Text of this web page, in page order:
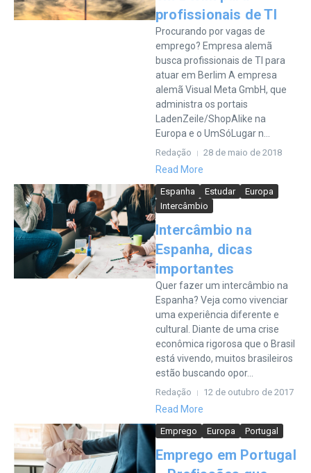
profissionais de TI
Procurando por vagas de
emprego? Empresa alemã
busca profissionais de TI para
atuar em Berlim A empresa
alemã Visual Meta GmbH, que
administra os portais
LadenZeile/ShopAlike na
Europa e o UmSóLugar n...
Redação 28 de maio de 2018
Read More
Espanha Estudar
Europa
Intercâmbio
Intercâmbio na
Espanha, dicas
importantes
Quer fazer um intercâmbio na
Espanha? Veja como vivenciar
uma experiência diferente e
cultural. Diante de uma crise
econômica rigorosa que o Brasil
está vivendo, muitos brasileiros
estão buscando opor...
Redação 12 de outubro de 2017
Read More
Emprego Europa Portugal
Emprego em Portugal